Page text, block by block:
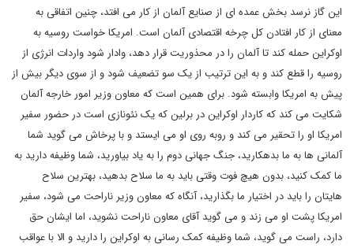
این گاز نرسد بخش عمده ای از صنایع آلمان از کار می افتد، چنین اتفاقی به
معنای از کار افتادن کل چرخه اقتصادی آلمان است. امریکا خواست روسیه به
اوکراین حمله کند تا آلمان را در محذوریت قرار دهد، وادار شود واردات انرژی از
روسیه را قطع کند و به این ترتیب از یک سو تضعیف شود و از سوی دیگر بیش از
پیش به امریکا وابسته شود. برای همین است که معاون وزیر امور خارجه آلمان
شکایت می کند که کاردار اوکراین در برلین که یک نئونازی است در حضور سفیر
امریکا او را تحقیر می کند و روبه روی او می ایستد و با پرخاش می گوید شما
آلمانی ها به ما بدهکارید، جنگ جهانی دوم را به یاد بیاورید، شما وظیفه دارید به
ما کمک کنید، بدون هیچ فوت وقتی باید به ما سلاح بدهید، بهترین سلاح
هایتان را باید در اختیار ما بگذارید، آنگاه که معاون وزیر ناراحت می شود، سفیر
امریکا پشت او می زند و می گوید آقای معاون ناراحت نشوید، اما ایشان حق
دارد، راست می گوید، شما وظیفه کمک رسانی به اوکراین را دارید و الا با عواقب